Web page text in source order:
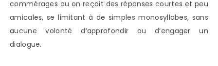
commérages ou on reçoit des réponses courtes et peu
amicales, se limitant à de simples monosyllabes, sans
aucune volonté d’approfondir ou d’engager un
dialogue.